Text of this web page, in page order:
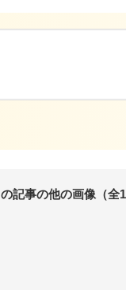
記事の他の画像（全1